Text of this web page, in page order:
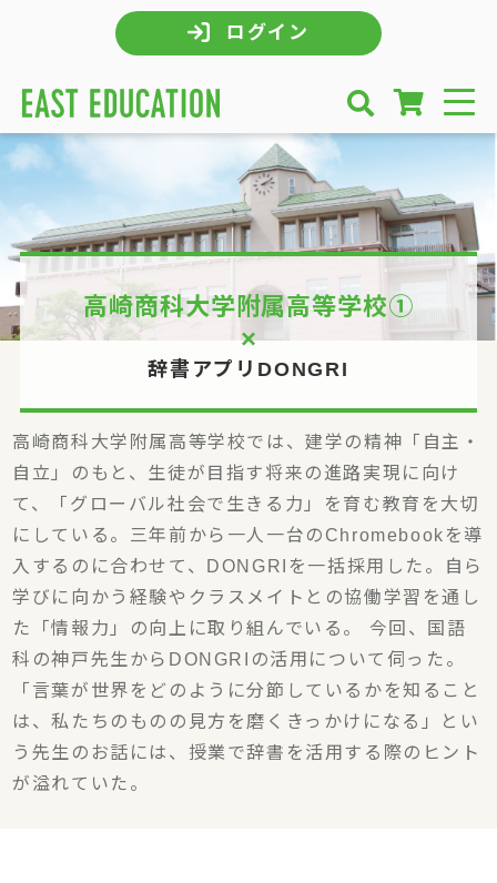
ログイン
高崎商科大学附属高等学校①
×
辞書アプリDONGRI
高崎商科大学附属高等学校では、建学の精神「自主・
自立」のもと、生徒が目指す将来の進路実現に向け
て、「グローバル社会で生きる力」を育む教育を大切
にしている。三年前から一人一台のChromebookを導
入するのに合わせて、DONGRIを一括採用した。自ら
学びに向かう経験やクラスメイトとの協働学習を通し
た「情報力」の向上に取り組んでいる。 今回、国語
科の神戸先生からDONGRIの活用について伺った。
「言葉が世界をどのように分節しているかを知ること
は、私たちのものの見方を磨くきっかけになる」とい
う先生のお話には、授業で辞書を活用する際のヒント
が溢れていた。